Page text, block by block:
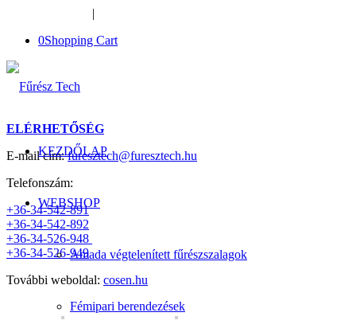
|
0Shopping Cart
KEZDŐLAP
WEBSHOP
Amada végtelenített fűrészszalagok
Fémipari berendezések
ELÉRHETŐSÉG
E-mail cím:furesztech@furesztech.hu
Telefonszám:
+36-34-542-891
+36-34-542-892
+36-34-526-948
+36-34-526-949
További weboldal: cosen.hu